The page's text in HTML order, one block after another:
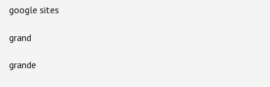
google sites
grand
grande